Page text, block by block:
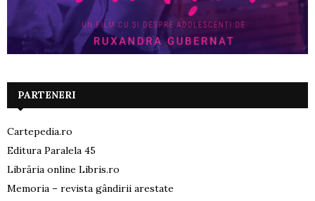
PARTENERI
Cartepedia.ro
Editura Paralela 45
Librăria online Libris.ro
Memoria – revista gândirii arestate